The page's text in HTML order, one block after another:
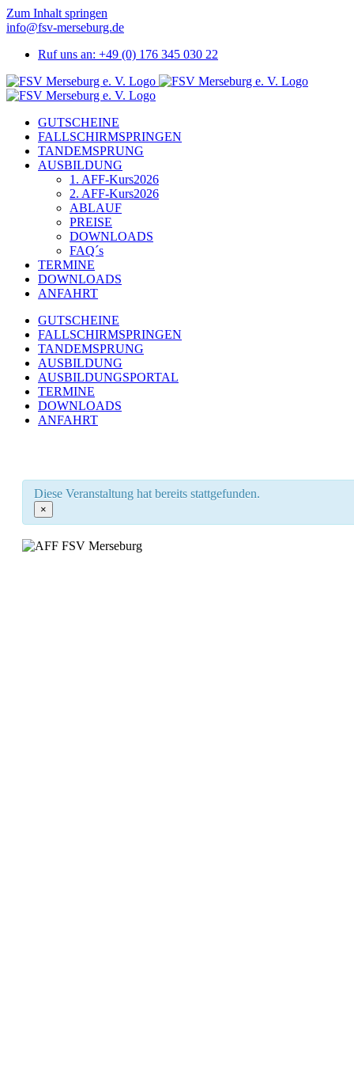
Zum Inhalt springen
info@fsv-merseburg.de
Ruf uns an: +49 (0) 176 345 030 22
GUTSCHEINE
FALLSCHIRMSPRINGEN
TANDEMSPRUNG
AUSBILDUNG
1. AFF-Kurs2026
2. AFF-Kurs2026
ABLAUF
PREISE
DOWNLOADS
FAQ´s
TERMINE
DOWNLOADS
ANFAHRT
GUTSCHEINE
FALLSCHIRMSPRINGEN
TANDEMSPRUNG
AUSBILDUNG
AUSBILDUNGSPORTAL
TERMINE
DOWNLOADS
ANFAHRT
Diese Veranstaltung hat bereits stattgefunden.
×